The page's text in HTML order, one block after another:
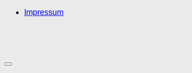
Impressum